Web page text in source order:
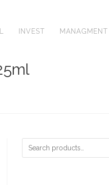
INVEST MANAGMENT